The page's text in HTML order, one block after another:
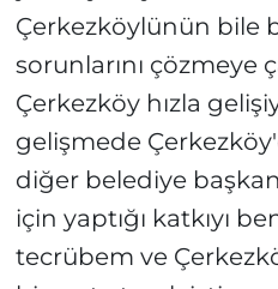
Çerkezköylünün bile
sorunlarını çözmeye
Çerkezköy hızla
gelişmede
diğer belediye
için yaptığı katkıyı
tecrübem ve